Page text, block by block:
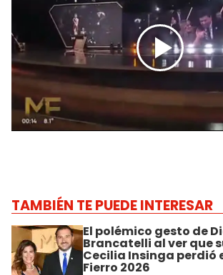
TAMBIÉN TE PUEDE INTERESAR
El polémico gesto de
Brancatelli al ver que
Cecilia Insinga perdió
Fierro 2026